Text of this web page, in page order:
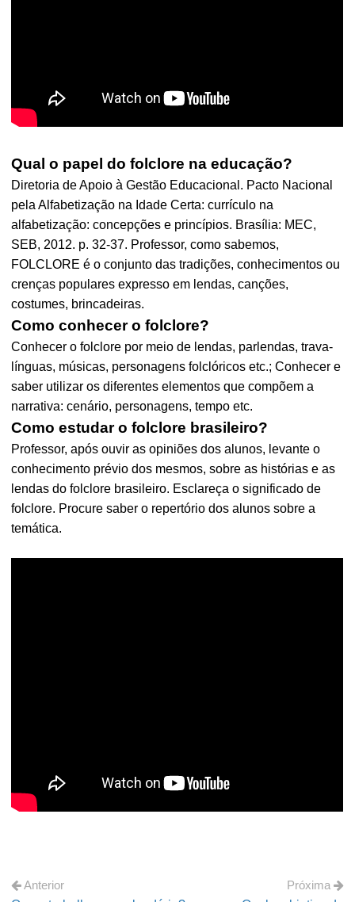
Qual o papel do folclore na educação?
Diretoria de Apoio à Gestão Educacional. Pacto Nacional
pela Alfabetização na Idade Certa: currículo na
alfabetização: concepções e princípios. Brasília: MEC,
SEB, 2012. p. 32-37. Professor, como sabemos,
FOLCLORE é o conjunto das tradições, conhecimentos ou
crenças populares expresso em lendas, canções,
costumes, brincadeiras.
Como conhecer o folclore?
Conhecer o folclore por meio de lendas, parlendas, trava-
línguas, músicas, personagens folclóricos etc.; Conhecer e
saber utilizar os diferentes elementos que compõem a
narrativa: cenário, personagens, tempo etc.
Como estudar o folclore brasileiro?
Professor, após ouvir as opiniões dos alunos, levante o
conhecimento prévio dos mesmos, sobre as histórias e as
lendas do folclore brasileiro. Esclareça o significado de
folclore. Procure saber o repertório dos alunos sobre a
temática.
Anterior
Próxima